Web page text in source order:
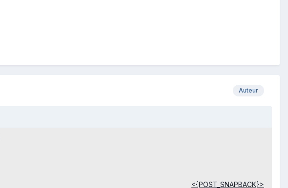
Auteur
<{POST_SNAPBACK}>